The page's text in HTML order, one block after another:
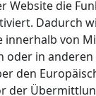
Website die
Dadurch
innerhalb von
oder in
den
der